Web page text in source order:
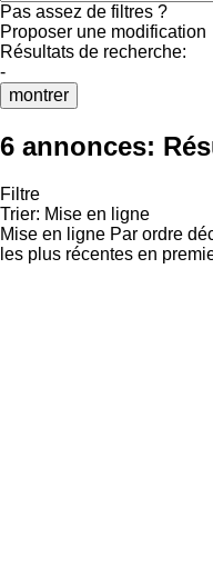
Pas assez de filtres ?
Proposer une modification
Résultats de recherche:
-
montrer
6 annonces:
Filtre
Trier: Mise en ligne
Mise en ligne Par ordre
les plus récentes en